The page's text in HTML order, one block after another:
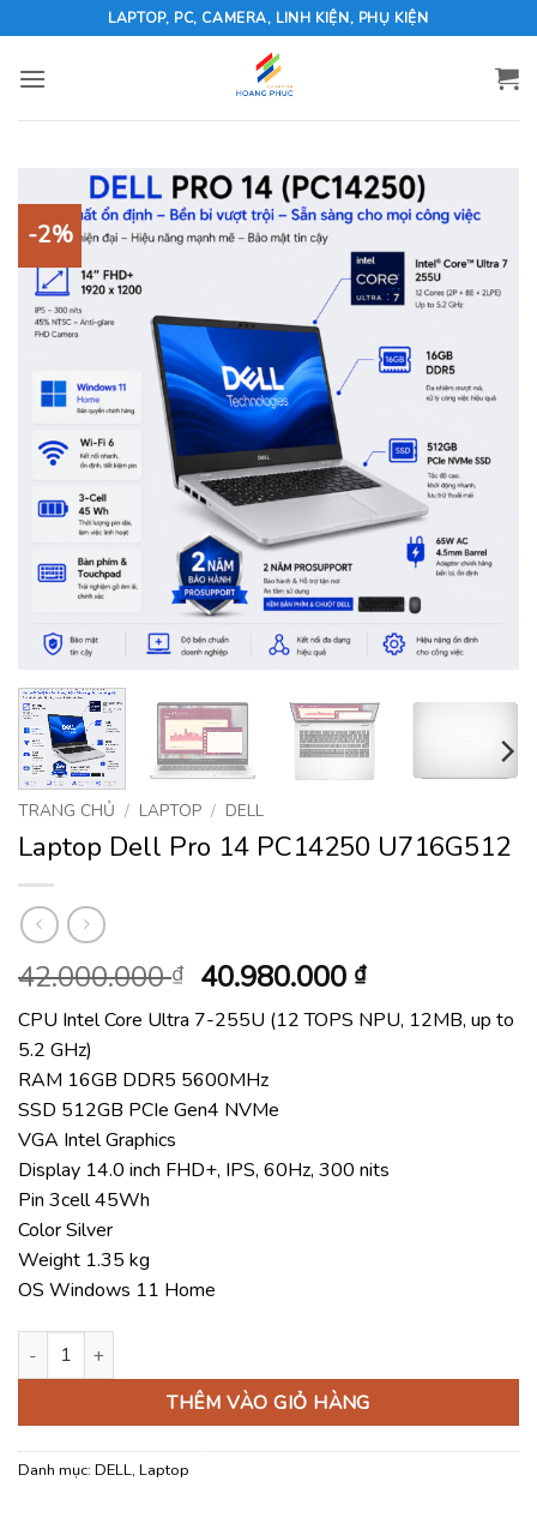
to
content
LAPTOP, PC, CAMERA, LINH KIỆN, PHỤ KIỆN
-2%
TRANG CHỦ / LAPTOP / DELL
Laptop Dell Pro 14 PC14250 U716G512
42.000.000₫ Giá
gốc
là:
40.980.000 ₫Giá
hiện
tại
CPU Intel Core Ultra 7-255U (12 TOPS NPU, 12MB, up to
5.2 GHz)
RAM 16GB DDR5 5600MHz
SSD 512GB PCIe Gen4 NVMe
VGA Intel Graphics
Display 14.0 inch FHD+, IPS, 60Hz, 300 nits
Pin 3cell 45Wh
Color Silver
Weight 1.35 kg
OS Windows 11 Home
Laptop Dell Pro 14 PC14250 U716G512 số lượng
THÊM VÀO GIỎ HÀNG
Danh mục: DELL, Laptop